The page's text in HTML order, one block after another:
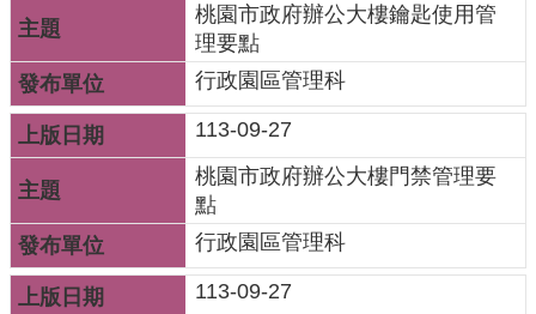
訊
公
開
檔
案
用
安
桃園市政府辦公大樓鑰匙使用管
理要點
行政園區管理科
113-09-27
桃園市政府辦公大樓門禁管理要
點
行政園區管理科
113-09-27